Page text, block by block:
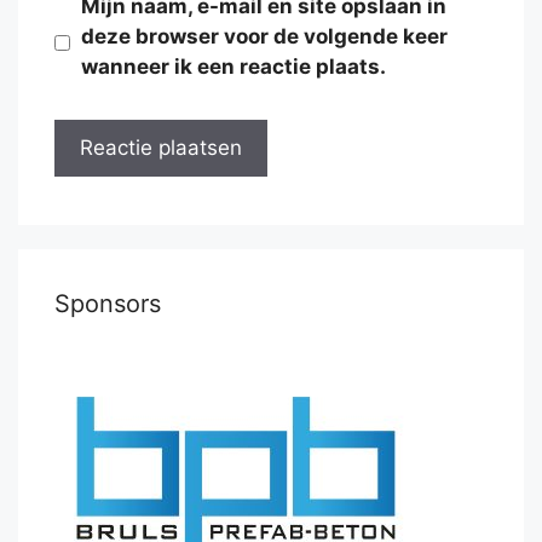
Mijn naam, e-mail en site opslaan in
deze browser voor de volgende keer
wanneer ik een reactie plaats.
Sponsors